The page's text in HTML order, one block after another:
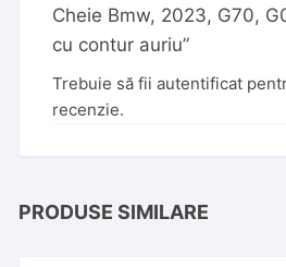
Cheie Bmw, 2023, G70,
cu contur auriu”
Trebuie să fiiautentificat
recenzie.
PRODUSE SIMILARE